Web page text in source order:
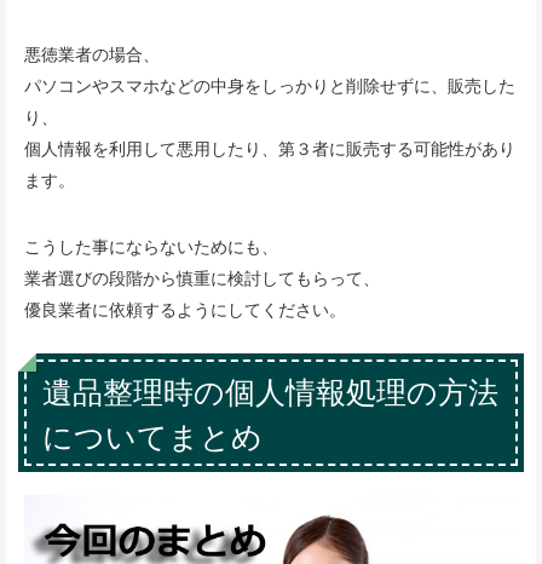
悪徳業者の場合、
パソコンやスマホなどの中身をしっかりと削除せずに、販売した
り、
個人情報を利用して悪用したり、第３者に販売する可能性があり
ます。
こうした事にならないためにも、
業者選びの段階から慎重に検討してもらって、
優良業者に依頼するようにしてください。
遺品整理時の個人情報処理の方法
についてまとめ